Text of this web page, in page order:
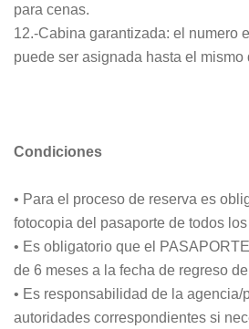
para cenas.
12.-Cabina garantizada: el numero
puede ser asignada hasta el mismo
Condiciones
• Para el proceso de reserva es
fotocopia del pasaporte de todos
• Es obligatorio que el
de 6 meses a la fecha de regreso
• Es responsabilidad de la agencia/
autoridades correspondientes si